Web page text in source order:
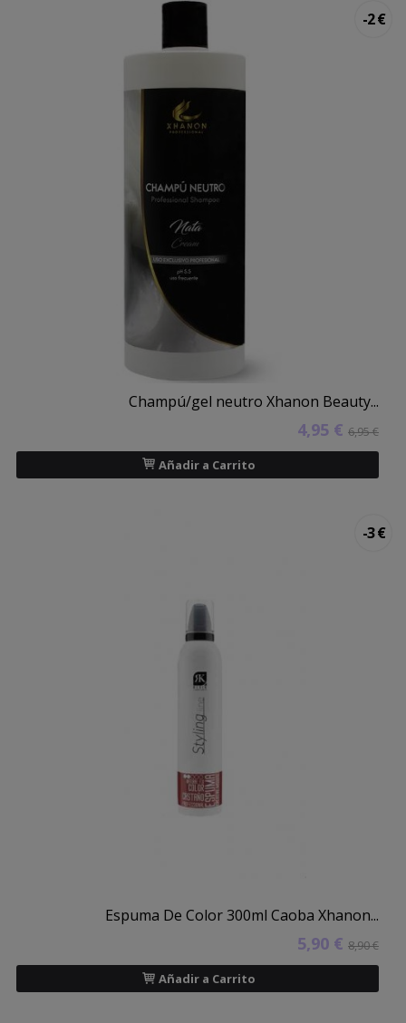
-2 €
Champú/gel neutro Xhanon Beauty...
4,95 € 6,95 €
Añadir a Carrito
-3 €
Espuma De Color 300ml Caoba Xhanon...
5,90 € 8,90 €
Añadir a Carrito